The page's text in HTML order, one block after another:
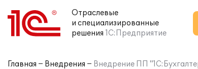
Отраслевые
и специализированные
решения 1С:Предприятие
Главная Внедрения Внедрение ПП